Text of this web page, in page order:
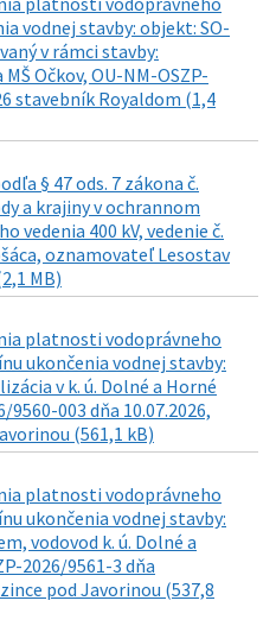
vodnej stavby: objekt: SO-
v rámci stavby:
Očkov, OU-NM-OSZP-
stavebník Royaldom (1,4
§ 47 ods. 7 zákona č.
a krajiny v ochrannom
vedenia 400 kV, vedenie č.
oznamovateľ Lesostav
MB)
platnosti vodoprávneho
ukončenia vodnej stavby:
v k. ú. Dolné a Horné
9560-003 dňa 10.07.2026,
(561,1 kB)
platnosti vodoprávneho
ukončenia vodnej stavby:
vodovod k. ú. Dolné a
2026/9561-3 dňa
pod Javorinou (537,8